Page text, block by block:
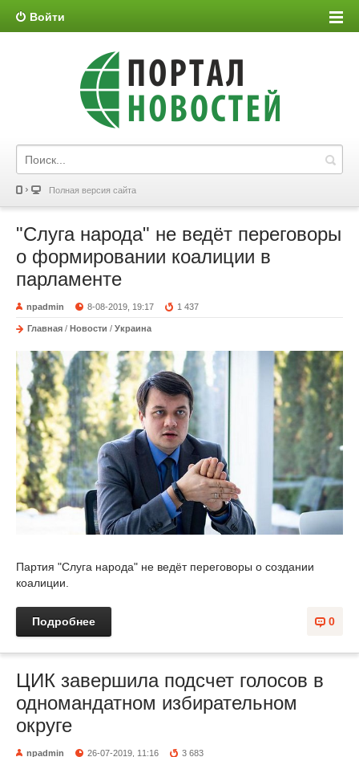
Войти
Полная версия сайта
"Слуга народа" не ведёт переговоры
о формировании коалиции в
парламенте
npadmin 8-08-2019, 19:17 1 437
Главная / Новости / Украина
Партия "Слуга народа" не ведёт переговоры о создании
коалиции.
0
Подробнее
ЦИК завершила подсчет голосов в
одномандатном избирательном
округе
npadmin 26-07-2019, 11:16 3 683